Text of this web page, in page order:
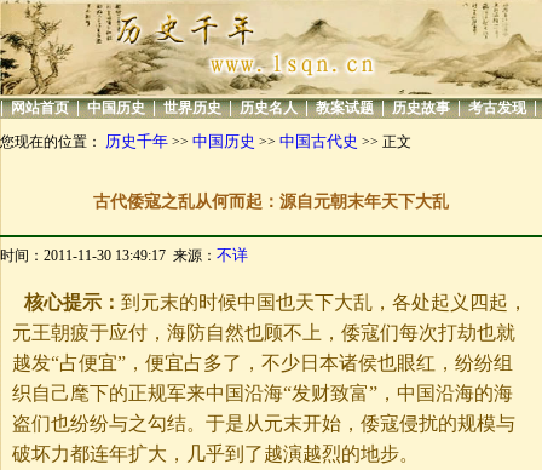
| 网站首页 | 中国历史 | 世界历史 | 历史名人 | 教案试题 | 历史故事 | 考古发现 |
您现在的位置： 历史千年 >> 中国历史 >> 中国古代史 >> 正文
古代倭寇之乱从何而起：源自元朝末年天下大乱
时间：2011-11-30 13:49:17 来源： 不详
核心提示： 到元末的时候中国也天下大乱，各处起义四起，
元王朝疲于应付，海防自然也顾不上，倭寇们每次打劫也就
越发“占便宜”，便宜占多了，不少日本诸侯也眼红，纷纷组
织自己麾下的正规军来中国沿海“发财致富”，中国沿海的海
盗们也纷纷与之勾结。于是从元末开始，倭寇侵扰的规模与
破坏力都连年扩大，几乎到了越演越烈的地步。